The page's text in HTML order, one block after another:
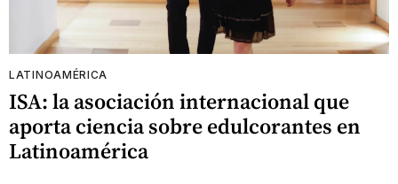
LATINOAMÉRICA
ISA: la asociación internacional que
aporta ciencia sobre edulcorantes en
Latinoamérica